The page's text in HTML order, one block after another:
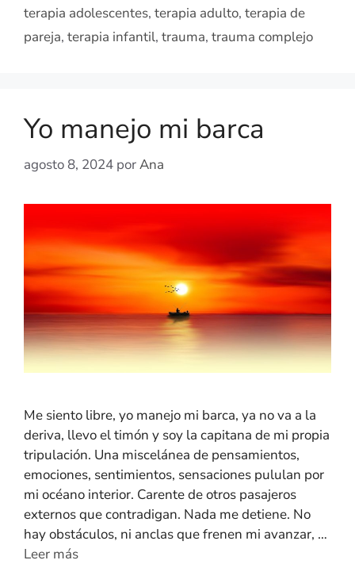
terapia adolescentes, terapia adulto, terapia de
pareja, terapia infantil, trauma, trauma complejo
Yo manejo mi barca
agosto 8, 2024 porAna
Me siento libre, yo manejo mi barca, ya no va a la
deriva, llevo el timón y soy la capitana de mi propia
tripulación. Una miscelánea de pensamientos,
emociones, sentimientos, sensaciones pululan por
mi océano interior. Carente de otros pasajeros
externos que contradigan. Nada me detiene. No
hay obstáculos, ni anclas que frenen mi avanzar, …
Leer más